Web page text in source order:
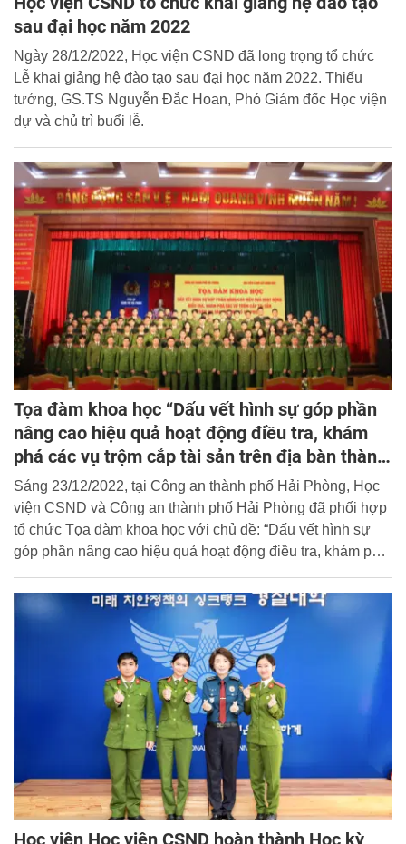
sau đại học năm 2022
Ngày 28/12/2022, Học viện CSND đã long trọng tổ chức
Lễ khai giảng hệ đào tạo sau đại học năm 2022. Thiếu
tướng, GS.TS Nguyễn Đắc Hoan, Phó Giám đốc Học viện
dự và chủ trì buổi lễ.
Tọa đàm khoa học “Dấu vết hình sự góp phần
nâng cao hiệu quả hoạt động điều tra, khám
phá các vụ trộm cắp tài sản trên địa bàn thành
phố Hải Phòng”
Sáng 23/12/2022, tại Công an thành phố Hải Phòng, Học
viện CSND và Công an thành phố Hải Phòng đã phối hợp
tổ chức Tọa đàm khoa học với chủ đề: “Dấu vết hình sự
góp phần nâng cao hiệu quả hoạt động điều tra, khám phá
Học viên Học viện CSND hoàn thành Học kỳ